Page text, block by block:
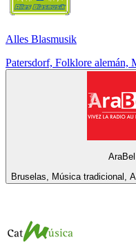
Alles Blasmusik
Patersdorf, Folklore alemán,
AraBel
Bruselas, Música tradicional,